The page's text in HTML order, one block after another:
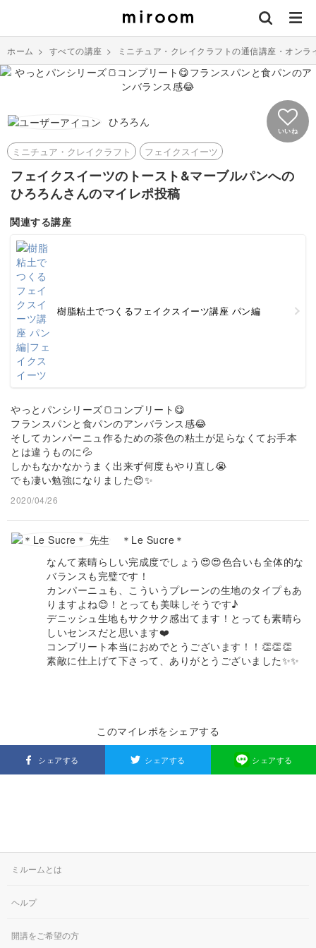
ホーム > すべての講座 > ミニチュア・クレイクラフトの通信講座・オンラ
ひろろん
いいね
ミニチュア・クレイクラフト フェイクスイーツ
フェイクスイーツのトースト&マーブルパンへの
ひろろんさんのマイレポ投稿
関連する講座
樹脂粘土でつくるフェイクスイーツ講座 パン編
やっとパンシリーズ🍞コンプリート😋
フランスパンと食パンのアンバランス感😂
そしてカンパーニュ作るための茶色の粘土が足らなくてお手本
とは違うものに💦
しかもなかなかうまく出来ず何度もやり直し😭
でも凄い勉強になりました😊✨
2020/04/26
＊Le Sucre＊
なんて素晴らしい完成度でしょう😍😍色合いも全体的な
バランスも完璧です！
カンパーニュも、こういうプレーンの生地のタイプもあ
りますよね😊！とっても美味しそうです♪
デニッシュ生地もサクサク感出てます！とっても素晴ら
しいセンスだと思います❤️
コンプリート本当におめでとうございます！！👏👏👏
素敵に仕上げて下さって、ありがとうございました✨✨
このマイレポをシェアする
シェアする シェアする シェアする
ミルームとは
ヘルプ
開講をご希望の方